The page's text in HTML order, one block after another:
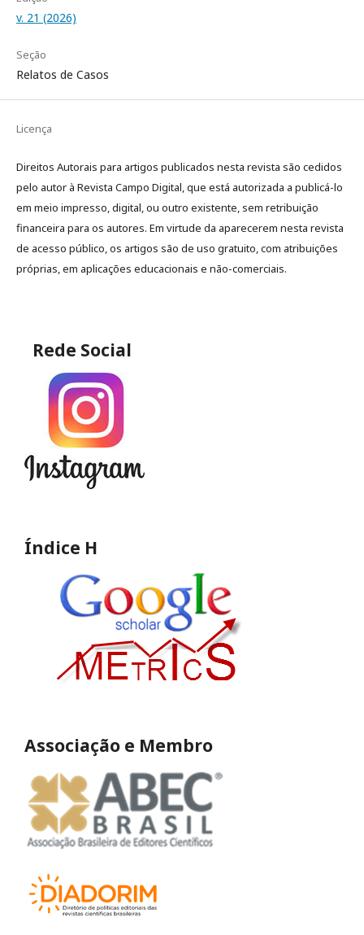
v. 21 (2026)
Seção
Relatos de Casos
Licença
Direitos Autorais para artigos publicados nesta revista são cedidos
pelo autor à Revista Campo Digital, que está autorizada a publicá-lo
em meio impresso, digital, ou outro existente, sem retribuição
financeira para os autores. Em virtude da aparecerem nesta revista
de acesso público, os artigos são de uso gratuito, com atribuições
próprias, em aplicações educacionais e não-comerciais.
Rede Social
Índice H
Associação e Membro